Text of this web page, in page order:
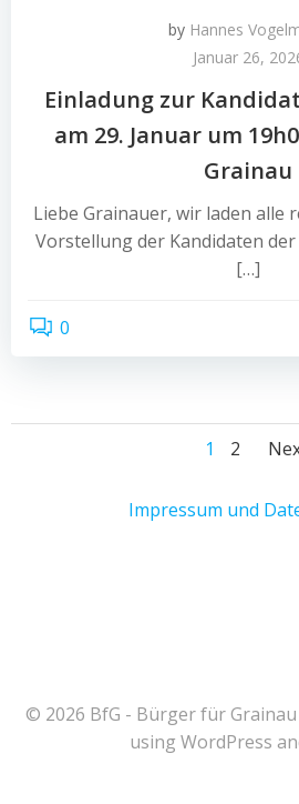
by Hannes
Januar 26,
Einladung zur
am 29. Januar um
Grainau
Liebe Grainauer, wir laden alle
Vorstellung der Kandidaten
[…]
0
Page
1 Page
2
Impressum und
© 2026 BfG - Bürger für
using WordPress